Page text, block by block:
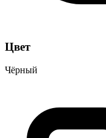
Цвет
Чёрный